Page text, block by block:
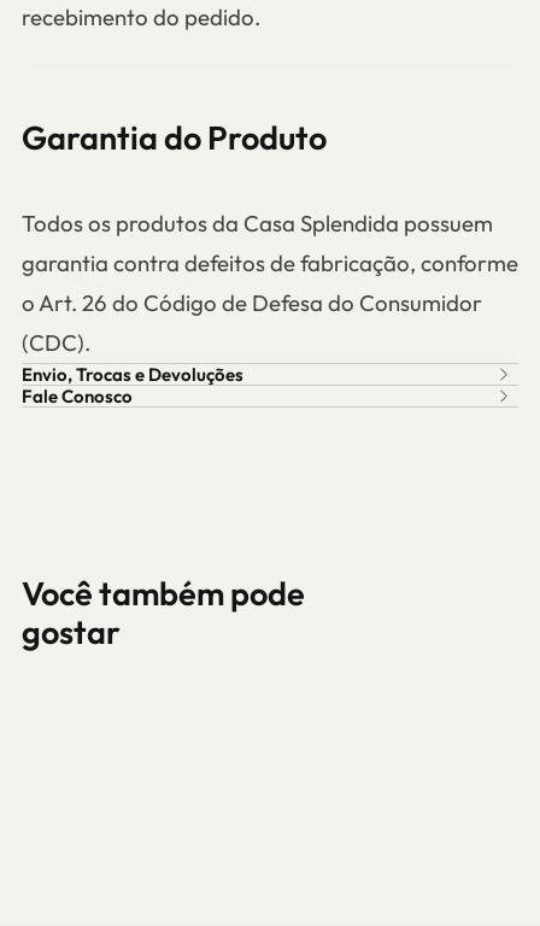
recebimento do pedido.
Garantia do Produto
Todos os produtos da Casa Splendida possuem
garantia contra defeitos de fabricação, conforme
o Art. 26 do Código de Defesa do Consumidor
(CDC).
Envio, Trocas e Devoluções
Fale Conosco
Você também pode
gostar